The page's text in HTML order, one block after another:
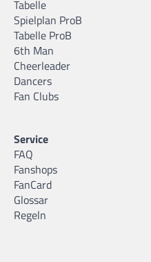
Tabelle
Spielplan ProB
Tabelle ProB
6th Man
Cheerleader
Dancers
Fan Clubs
Service
FAQ
Fanshops
FanCard
Glossar
Regeln